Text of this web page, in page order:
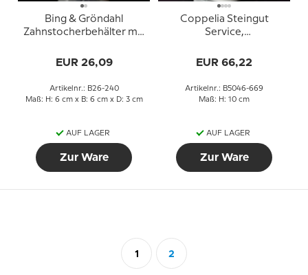
Bing & Gröndahl
Zahnstocherbehälter mit
EUR 26,09
Artikelnr.: B26-240
Maß: H: 6 cm x B: 6 cm x D: 3 cm
AUF LAGER
Zur Ware
Coppelia Steingut
Service,
Nr. 669, Bing & Gröndahl
EUR 66,22
Artikelnr.: B5046-669
Maß: H: 10 cm
AUF LAGER
Zur Ware
1 2